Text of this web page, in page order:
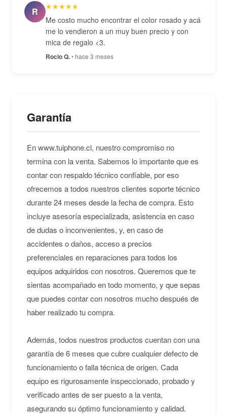
R
★★★★★
Me costo mucho encontrar el color rosado y acá
me lo vendieron a un muy buen precio y con
mica de regalo <3.
Rocio Q.• hace 3 meses
Garantía
En www.tuiphone.cl, nuestro compromiso no
termina con la venta. Sabemos lo importante que es
contar con respaldo técnico confiable, por eso
ofrecemos a todos nuestros clientes soporte técnico
durante 24 meses desde la fecha de compra. Esto
incluye asesoría especializada, asistencia en caso
de dudas o inconvenientes, y, en caso de
accidentes o daños, acceso a precios
preferenciales en reparaciones para todos los
equipos adquiridos con nosotros. Queremos que te
sientas acompañado en todo momento, y que sepas
que puedes contar con nosotros mucho después de
haber realizado tu compra.
Además, todos nuestros productos cuentan con una
garantía de 6 meses que cubre cualquier defecto de
funcionamiento o falla técnica de origen. Cada
equipo es rigurosamente inspeccionado, probado y
verificado antes de ser puesto a la venta,
asegurando su óptimo funcionamiento y calidad.